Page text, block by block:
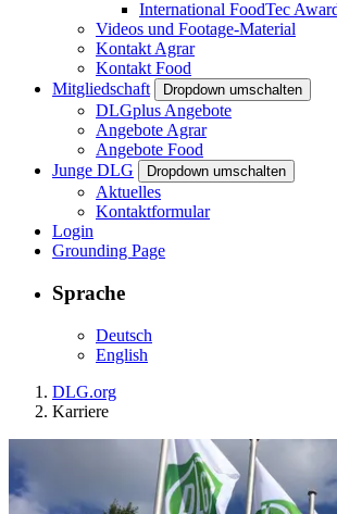
International FoodTec
Videos und Footage-Material
Kontakt Agrar
Kontakt Food
Mitgliedschaft
Dropdown umschalten
DLGplus Angebote
Angebote Agrar
Angebote Food
Junge DLG
Dropdown umschalten
Aktuelles
Kontaktformular
Login
Grounding Page
Sprache
Deutsch
English
DLG.org
Karriere